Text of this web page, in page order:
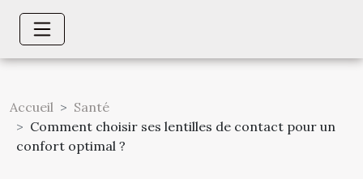
Accueil
Santé
Comment choisir ses lentilles de contact pour un
confort optimal ?